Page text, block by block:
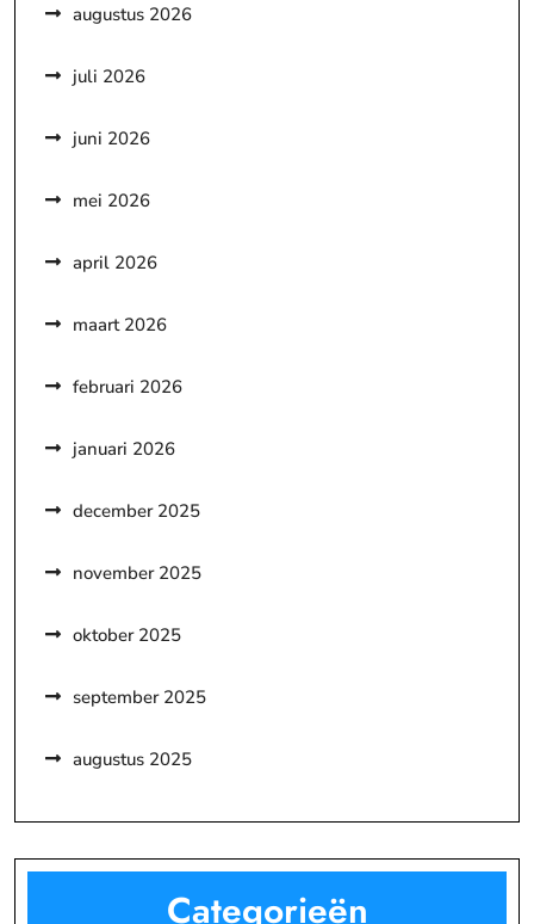
augustus 2026
juli 2026
juni 2026
mei 2026
april 2026
maart 2026
februari 2026
januari 2026
december 2025
november 2025
oktober 2025
september 2025
augustus 2025
Categorieën